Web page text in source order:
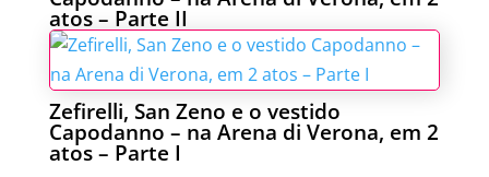
atos – Parte II
Zefirelli, San Zeno e o vestido
Capodanno – na Arena di Verona, em 2
atos – Parte I